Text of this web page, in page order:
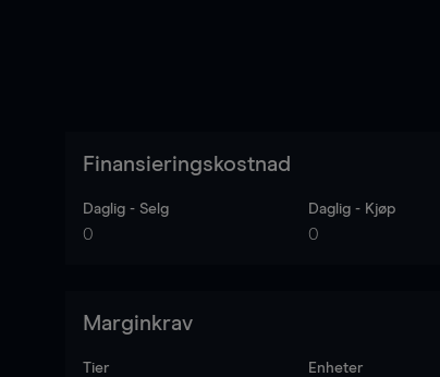
Finansieringskostnad
Daglig - Selg
0
Daglig - Kjøp
0
Marginkrav
Tier Enheter